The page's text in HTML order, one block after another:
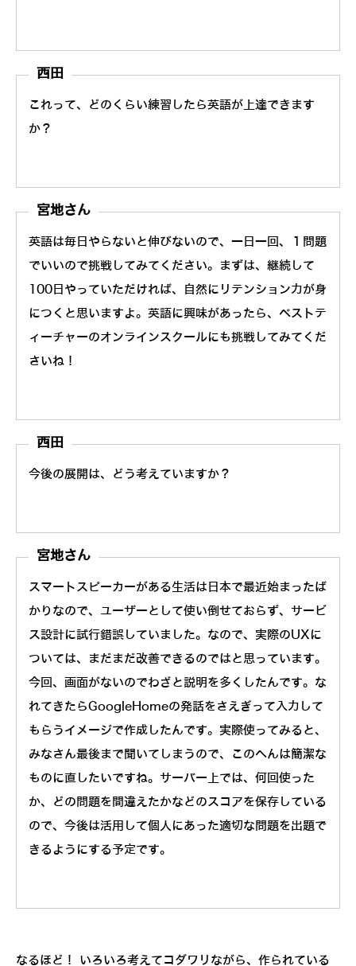
西田
これって、どのくらい練習したら英語が上達できます
か？
宮地さん
英語は毎日やらないと伸びないので、一日一回、１問題
でいいので挑戦してみてください。まずは、継続して
100日やっていただければ、自然にリテンション力が身
につくと思いますよ。英語に興味があったら、ベストテ
ィーチャーのオンラインスクールにも挑戦してみてくだ
さいね！
西田
今後の展開は、どう考えていますか？
宮地さん
スマートスピーカーがある生活は日本で最近始まったば
かりなので、ユーザーとして使い倒せておらず、サービ
ス設計に試行錯誤していました。なので、実際のUXに
ついては、まだまだ改善できるのではと思っています。
今回、画面がないのでわざと説明を多くしたんです。な
れてきたらGoogleHomeの発話をさえぎって入力して
もらうイメージで作成したんです。実際使ってみると、
みなさん最後まで聞いてしまうので、このへんは簡潔な
ものに直したいですね。サーバー上では、何回使った
か、どの問題を間違えたかなどのスコアを保存している
ので、今後は活用して個人にあった適切な問題を出題で
きるようにする予定です。
なるほど！ いろいろ考えてコダワリながら、作られている